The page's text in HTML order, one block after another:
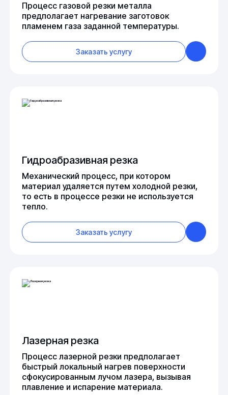
Процесс газовой резки металла
предполагает нагревание заготовок
пламенем газа заданной температуры.
Заказать услугу
Гидроабразивная резка
Механический процесс, при котором
материал удаляется путем холодной резки,
то есть в процессе резки не используется
тепло.
Заказать услугу
Лазерная резка
Процесс лазерной резки предполагает
быстрый локальный нагрев поверхности
сфокусированным лучом лазера, вызывая
плавление и испарение материала.